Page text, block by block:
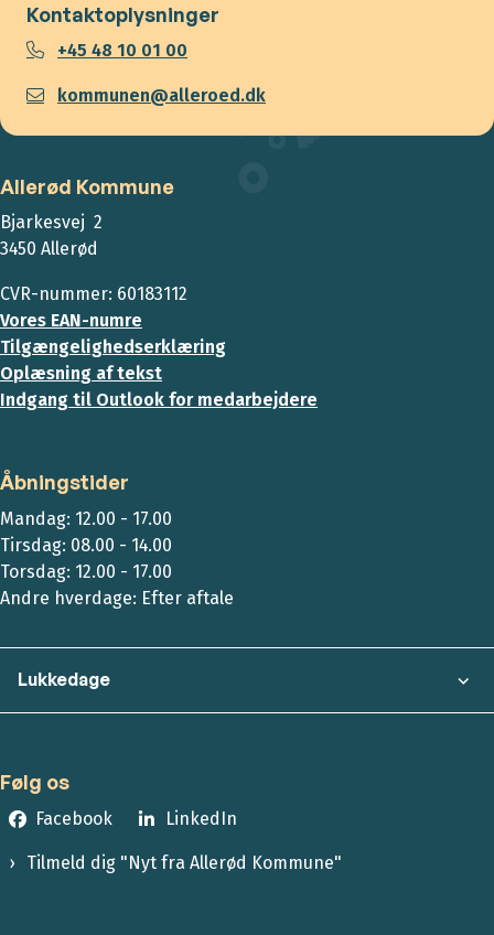
Kontaktoplysninger
+45 48 10 01 00
kommunen@alleroed.dk
Allerød Kommune
Bjarkesvej 2
3450 Allerød
CVR-nummer: 60183112
Vores EAN-numre
Tilgængelighedserklæring
Oplæsning af tekst
Indgang til Outlook for medarbejdere
Åbningstider
Mandag: 12.00 - 17.00
Tirsdag: 08.00 - 14.00
Torsdag: 12.00 - 17.00
Andre hverdage: Efter aftale
Lukkedage
Følg os
Facebook LinkedIn
Tilmeld dig "Nyt fra Allerød Kommune"